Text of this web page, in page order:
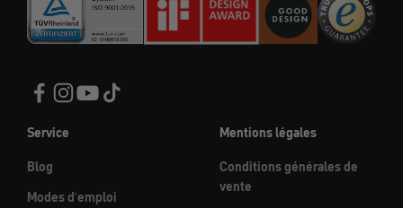
Service
Blog
Modes d'emploi
Mentions légales
Conditions générales de
vente